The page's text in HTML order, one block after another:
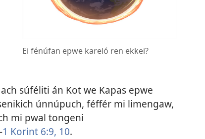
Ei fénúfan epwe kareló ren ekkei?
súféliti án Kot we Kapas epwe
únnúpuch, féffér mi limengaw,
mi pwal tongeni
1 Korint 6:9, 10.